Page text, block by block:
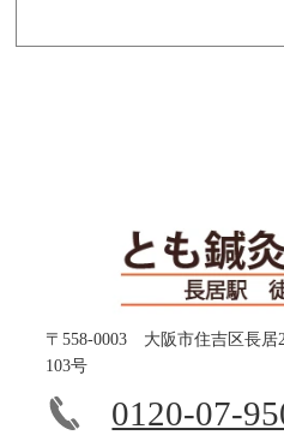
〒558-0003 大阪市住吉区長居
103号
0120-07-